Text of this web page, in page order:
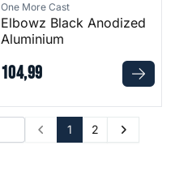
One More Cast
Elbowz Black Anodized
Aluminium
104,99
Prev 1 2 Next